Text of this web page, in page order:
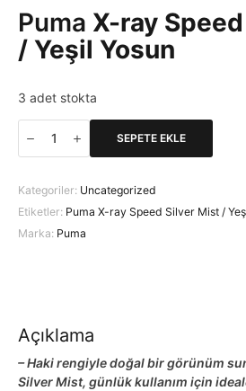
fiyat:
₺4,499.
andaki
fiyat:
₺4,299.
Puma X-ray
/ Yeşil Yosun
3 adet stokta
Puma
ray
Mist
SEPETE EKLE
Kategoriler: Uncategorized
Etiketler: Puma X-ray Speed Silver Mist /
Marka: Puma
Açıklama
– Haki rengiyle doğal bir görünüm
Silver Mist, günlük kullanım için